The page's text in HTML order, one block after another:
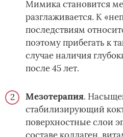
Мимика становится
разглаживается. К
последствиям
поэтому прибегать к
случае наличия
после 45 лет.
Мезотерапия.
стабилизирующий
поверхностные слои